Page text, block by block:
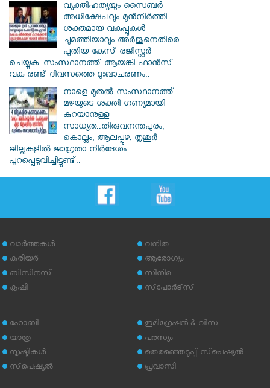
വ്യക്തിഹത്യയും സൈബര്‍
അധിക്ഷേപവും മുന്‍നിര്‍ത്തി
ശക്തമായ വകുപ്പുകള്‍
ചുമത്തിയാവും അർജുനെതിരെ
പുതിയ കേസ് രജിസ്റ്റര്‍
ചെയ്യുക..സംസ്ഥാനത്ത് ആയങ്കി ഫാൻസ്
വക രണ്ട് ദിവസത്തെ ദുഃഖാചരണം..
നാളെ മുതൽ സംസ്ഥാനത്ത്
മഴയുടെ ശക്തി ഗണ്യമായി
കുറയാനുള്ള
സാധ്യത..തിരുവനന്തപുരം,
കൊല്ലം, ആലപ്പുഴ, തൃശൂർ
ജില്ലകളിൽ ജാഗ്രതാ നിർദേശം
പുറപ്പെടുവിച്ചിട്ടുണ്ട്..
വാര്‍ത്തകള്‍
കരിയര്‍
ബിസിനസ്
കൃഷി
വനിത
ആരോഗ്യം
സിനിമ
സ്‌പോര്‍ട്‌സ്
ഹോബി
യാത്ര
സൃഷ്ടികള്‍
സ്‌പെഷ്യല്‍
ഇമിഗ്രേഷന്‍ & വിസ
പരസ്യം
തെരഞ്ഞെടുപ്പ് സ്‌പെഷ്യല്‍
പ്രവാസി